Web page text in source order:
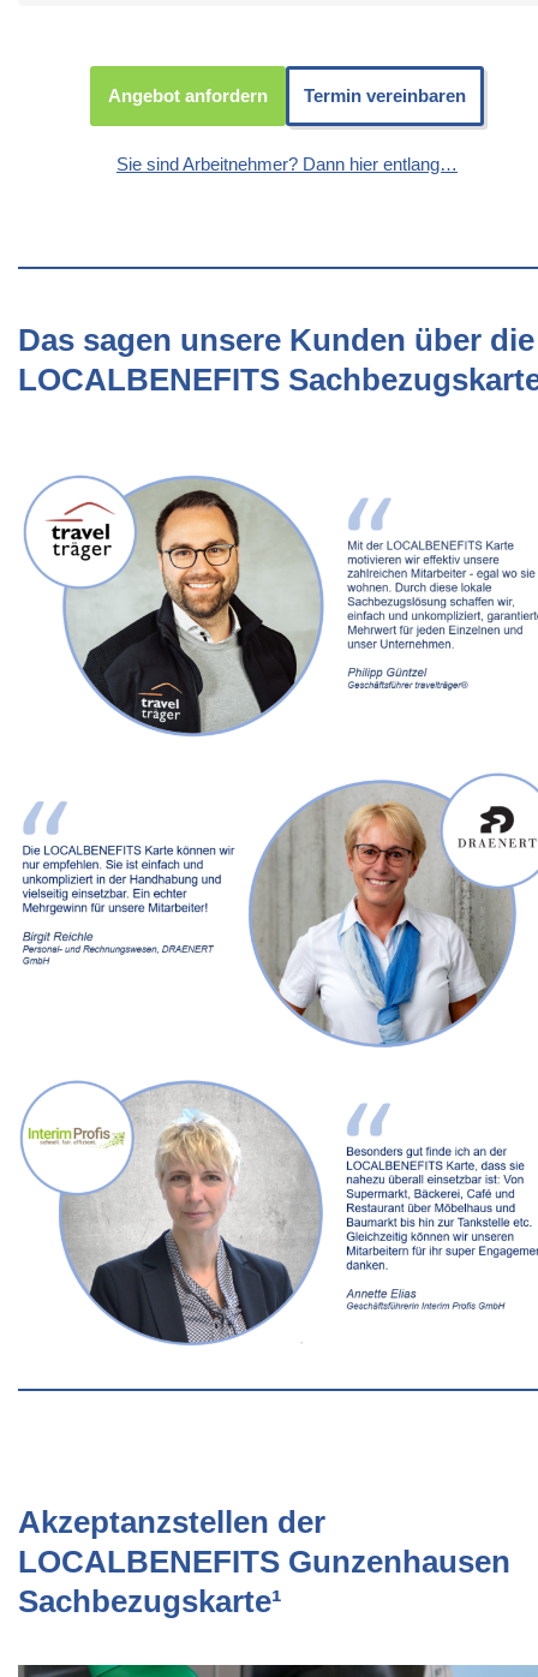
Angebot anfordern Termin vereinbaren
Sie sind Arbeitnehmer? Dann hier entlang…
Das sagen unsere Kunden über die
LOCALBENEFITS
Akzeptanzstellen der
LOCALBENEFITS Gunzenhausen
Sachbezugskarte¹